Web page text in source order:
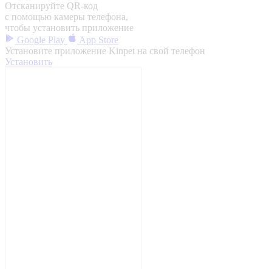
Отсканируйте QR-код
с помощью камеры телефона,
чтобы установить приложение
Google Play
App Store
Установите приложение Kinpet на свой телефон
Установить